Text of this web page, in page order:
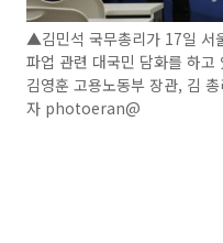
▲김민석 국무총리가 17일 서
파업 관련 대국민 담화를 하
김영훈 고용노동부 장관, 김
자 photoeran@